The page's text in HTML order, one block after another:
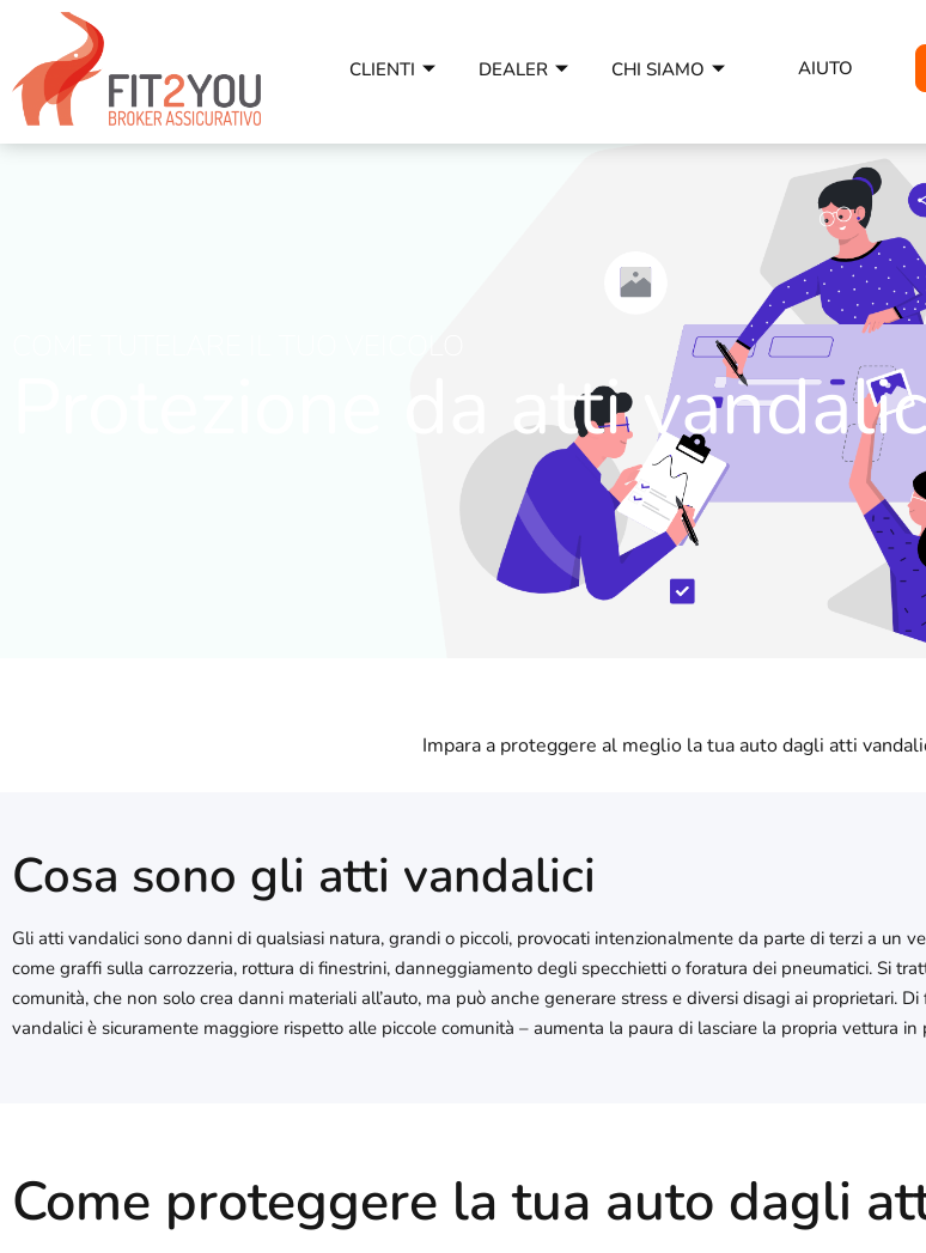
CLIENTI DEALER CHI SIAMO AIUTO
Protezione da atti
Impara a proteggere al meglio la tua auto dagli atti
Cosa sono gli atti vandalici
Gli atti vandalici sono danni di qualsiasi natura, grandi o piccoli, provocati intenzionalmente da parte di terzi a un
come graffi sulla carrozzeria, rottura di finestrini, danneggiamento degli specchietti o foratura dei pneumatici. Si
comunità, che non solo crea danni materiali all’auto, ma può anche generare stress e diversi disagi ai proprietari.
vandalici è sicuramente maggiore rispetto alle piccole comunità – aumenta la paura di lasciare la propria vettura
Come proteggere la tua auto dagli